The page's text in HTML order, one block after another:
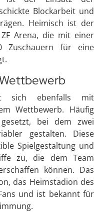
Blockarbeit und
Heimisch ist der
Arena, die mit einer
Zuschauern für eine
sich ebenfalls mit
Wettbewerb. Häufig
bei dem zwei
gestalten. Diese
Spielgestaltung und
zu, die dem Team
können. Das
das Heimstadion des
und ist bekannt für